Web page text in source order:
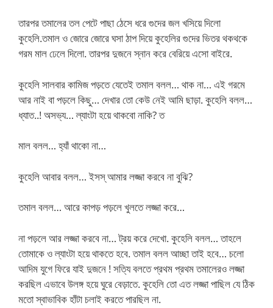
তারপর তমালের তল পেটে পাছা ঠেসে ধরে গুদের জল খসিয়ে দিলো
কুহেলি.তমাল ও জোরে জোরে ঘসা ঠাপ দিয়ে কুহেলির গুদের ভিতর থকথকে
গরম মাল ঢেলে দিলো. তারপর দুজনে স্নান করে বেরিয়ে এসো বাইরে.
কুহেলি সালবার কামিজ পড়তে যেতেই তমাল বলল… থাক না… এই গরমে
আর নাই বা পড়লে কিছু… দেখার তো কেউ নেই আমি ছাড়া. কুহেলি বলল…
ধ্যাত..! অসভ্য… ল্যাংটা হয়ে থাকবো নাকি? ত
মাল বলল… হ্যাঁ থাকো না…
কুহেলি আবার বলল… ইসস্ আমার লজ্জা করবে না বুঝি?
তমাল বলল… আরে কাপড় পড়লে খুলতে লজ্জা করে…
না পড়লে আর লজ্জা করবে না… ট্রয় করে দেখো. কুহেলি বলল… তাহলে
তোমাকে ও ল্যাংটা হয়ে থাকতে হবে. তমাল বলল আচ্ছা তাই হবে… চলো
আদিম যুগে ফিরে যাই দুজনে ! সত্যি বলতে প্রথম প্রথম তমালেরও লজ্জা
করছিল এভাবে উলঙ্গ হয়ে ঘুরে বেড়াতে. কুহেলি তো এত লজ্জা পাছিল যে ঠিক
মতো স্বাভাবিক হাঁটা চলাই করতে পারছিল না.